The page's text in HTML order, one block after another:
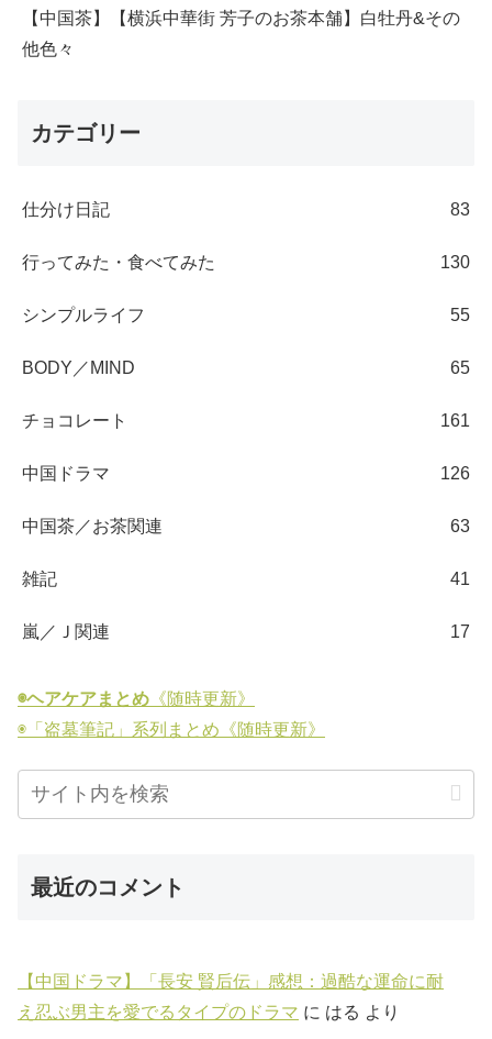
【中国茶】【横浜中華街 芳子のお茶本舗】白牡丹&その
他色々
カテゴリー
仕分け日記 83
行ってみた・食べてみた 130
シンプルライフ 55
BODY／MIND 65
チョコレート 161
中国ドラマ 126
中国茶／お茶関連 63
雑記 41
嵐／Ｊ関連 17
◉ヘアケアまとめ 《随時更新》
◉「盗墓筆記」系列まとめ《随時更新》
最近のコメント
【中国ドラマ】「長安 賢后伝」感想：過酷な運命に耐
え忍ぶ男主を愛でるタイプのドラマ に はる より